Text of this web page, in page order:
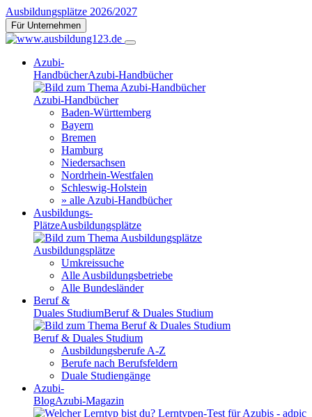
Ausbildungsplätze 2026/2027
Für Unternehmen
Azubi-
HandbücherAzubi-Handbücher
Azubi-Handbücher
Baden-Württemberg
Bayern
Bremen
Hamburg
Niedersachsen
Nordrhein-Westfalen
Schleswig-Holstein
» alle Azubi-Handbücher
Ausbildungs-
PlätzeAusbildungsplätze
Ausbildungsplätze
Umkreissuche
Alle Ausbildungsbetriebe
Alle Bundesländer
Beruf &
Duales StudiumBeruf & Duales Studium
Beruf & Duales Studium
Ausbildungsberufe A-Z
Berufe nach Berufsfeldern
Duale Studiengänge
Azubi-
BlogAzubi-Magazin